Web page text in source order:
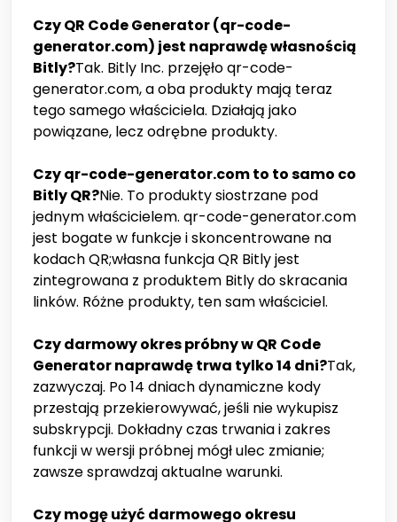
Czy QR Code Generator (qr-code-
generator.com) jest naprawdę własnością
Bitly?Tak. Bitly Inc. przejęło qr-code-
generator.com, a oba produkty mają teraz
tego samego właściciela. Działają jako
powiązane, lecz odrębne produkty.
Czy qr-code-generator.com to to samo co
Bitly QR?Nie. To produkty siostrzane pod
jednym właścicielem. qr-code-generator.com
jest bogate w funkcje i skoncentrowane na
kodach QR;własna funkcja QR Bitly jest
zintegrowana z produktem Bitly do skracania
linków. Różne produkty, ten sam właściciel.
Czy darmowy okres próbny w QR Code
Generator naprawdę trwa tylko 14 dni?Tak,
zazwyczaj. Po 14 dniach dynamiczne kody
przestają przekierowywać, jeśli nie wykupisz
subskrypcji. Dokładny czas trwania i zakres
funkcji w wersji próbnej mógł ulec zmianie;
zawsze sprawdzaj aktualne warunki.
Czy mogę użyć darmowego okresu